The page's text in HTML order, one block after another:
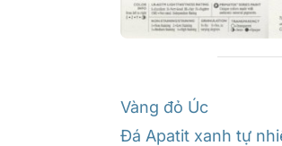
Vàng đỏ Úc
Đá Apatit xanh tự